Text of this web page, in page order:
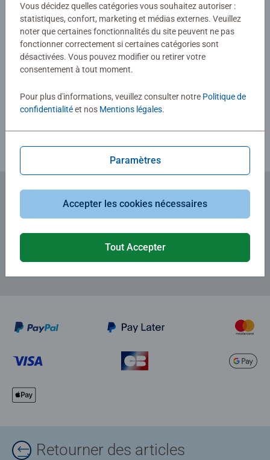
Average rating 5,0 out of 5 stars.
5,0/5
Afficher les évaluations
Consignes d'évaluation
Abonnez-vous à notre newsletter
Retourner des articles
Vous décidez quelles catégories vous souhaitez autoriser :
statistiques, confort, marketing et médias externes. Veuillez
noter que certaines fonctionnalités du site peuvent ne pas
fonctionner correctement si certaines catégories sont
désactivées. Vous pouvez modifier ou retirer votre
consentement à tout moment.
Pour plus d'informations, veuillez consulter notre Politique de
confidentialitéet nos Mentions légales.
Paramètres
Accepter les cookies nécessaires
Tout Accepter